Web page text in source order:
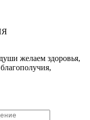
желаем здоровья,